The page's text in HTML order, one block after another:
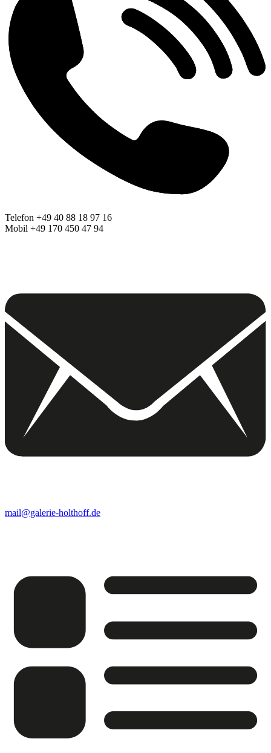
Telefon +49 40 88 18 97 16
Mobil +49 170 450 47 94
mail@galerie-holthoff.de